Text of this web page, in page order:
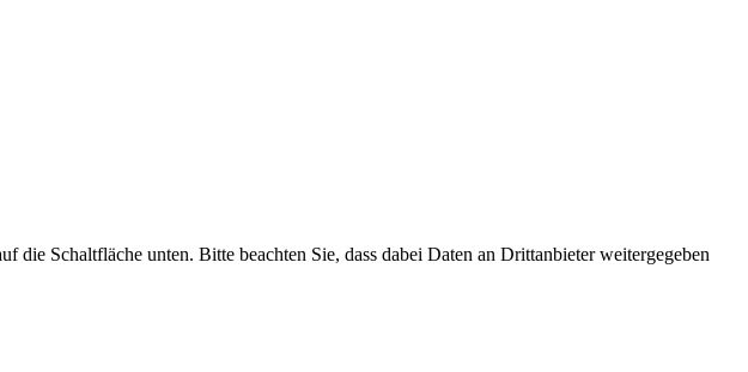
die Schaltfläche unten. Bitte beachten Sie, dass dabei Daten an Drittanbieter weitergegeben